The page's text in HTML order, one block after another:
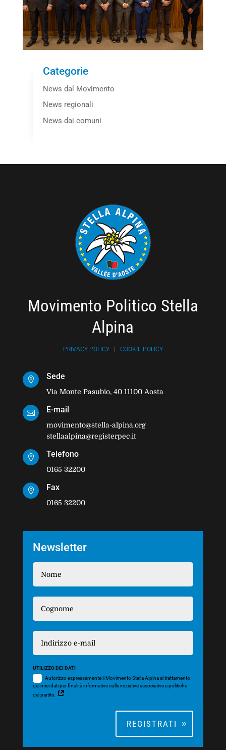
Categorie
News dal Movimento
News regionali
News dai comuni
Movimento Politico Stella
Alpina
PRIVACY POLICY| COOKIE POLICY
 Sede
Via Monte Pasubio, 40 11100 Aosta
 E-mail
movimento@stella-alpina.org
stellaalpina@registerpec.it
 Telefono
0165 32200
 Fax
0165 32200
Newsletter
UTILIZZO DEI DATI
Autorizzo espressamente il Movimento Stella Alpina al trattamento
dei miei dati per finalità informative sulle iniziative associative e politiche
del partito.
REGISTRATI